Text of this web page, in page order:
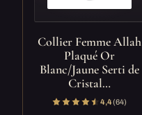
Collier Femme Allah
Plaqué Or
Blanc/Jaune Serti de
Cristal…
4,4(64)